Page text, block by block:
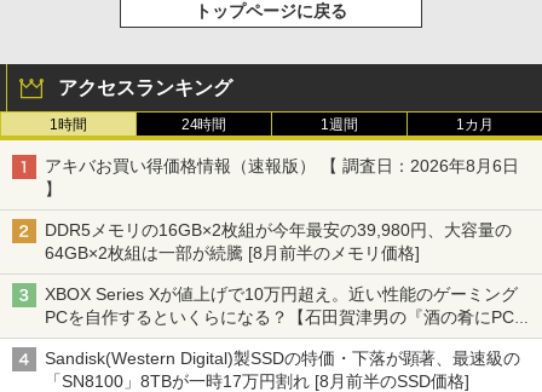
トップページに戻る
アクセスランキング
1時間 24時間 1週間 1カ月
アキバお買い得価格情報（速報版） 【 調査日：2026年8月6日
】
DDR5メモリの16GB×2枚組が今年最安の39,980円、大容量の
64GB×2枚組は一部が続騰 [8月前半のメモリ価格]
XBOX Series Xが値上げで10万円超え。近い性能のゲーミング
PCを自作するといくらになる？【石田賀津男の『酒の肴にPCゲ
ーム』】
Sandisk(Western Digital)製SSDの特価・下落が顕著、最速級の
「SN8100」8TBが一時17万円割れ [8月前半のSSD価格]